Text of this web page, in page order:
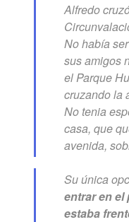
Alfredo
No había
sus amigos
el Parque
cruzando la
No tenia
casa, que
avenida,
Su única
entrar en el
estaba